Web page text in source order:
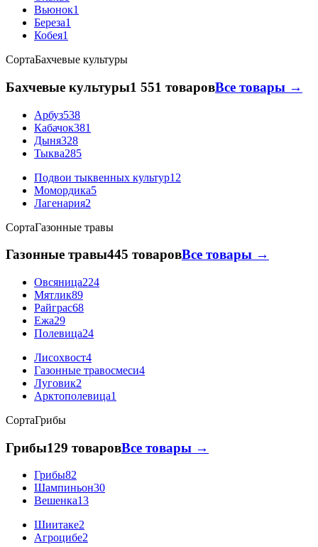
Вьюнок1
Береза1
Кобея1
СортаБахчевые культуры
Бахчевые культуры1 551 товаровВсе товары →
Арбуз538
Кабачок381
Дыня328
Тыква285
Подвои тыквенных культур12
Момордика5
Лагенария2
СортаГазонные травы
Газонные травы445 товаровВсе товары →
Овсяница224
Мятлик89
Райграс68
Ежа29
Полевица24
Лисохвост4
Газонные травосмеси4
Луговик2
Арктополевица1
СортаГрибы
Грибы129 товаровВсе товары →
Грибы82
Шампиньон30
Вешенка13
Шиитаке2
Агроцибе2